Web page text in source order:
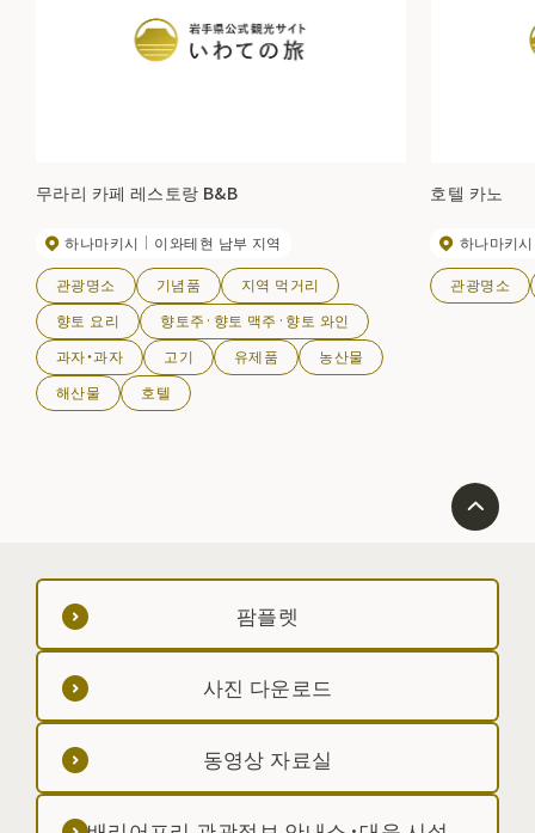
무라리 카페 레스토랑 B&B
하나마키시 이와테현 남부 지역
관광명소 기념품
지역 먹거리
향토 요리
향토주·향토 맥주·향토 와인
과자・과자
고기 유제품
농산물
해산물
호텔
호텔 카노
하나마키시
관광명소
팜플렛
사진 다운로드
동영상 자료실